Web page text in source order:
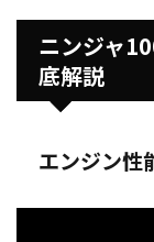
ニンジャ
底解説
エンジン性